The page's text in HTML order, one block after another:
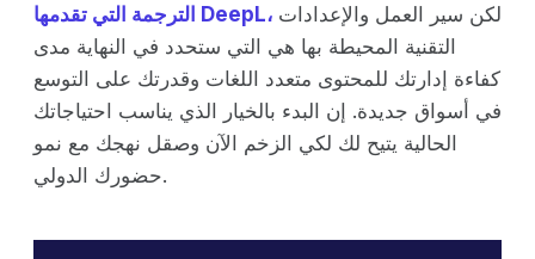
الترجمة التي تقدمها DeepL،
التقنية المحيطة بها هي التي ستحدد في النهاية مدى
كفاءة إدارتك للمحتوى متعدد اللغات وقدرتك على التوسع
في أسواق جديدة. إن البدء بالخيار الذي يناسب احتياجاتك
الحالية يتيح لك لكي الزخم الآن وصقل نهجك مع نمو
حضورك الدولي.